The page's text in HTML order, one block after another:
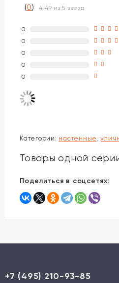
(0)4.49 из 5 звезд
0
0
0
0
0
Категории: настенные
Товары одной
Поделиться в соцсетях:
+7 (495) 210-93-85